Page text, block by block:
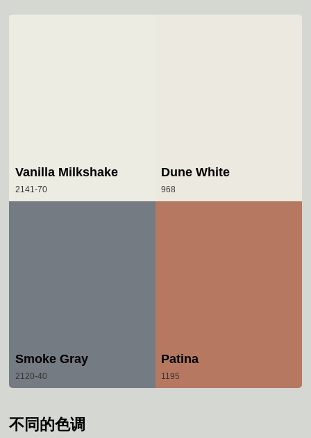
Vanilla Milkshake
2141-70
Dune White
968
Smoke Gray
2120-40
Patina
1195
不同的色调